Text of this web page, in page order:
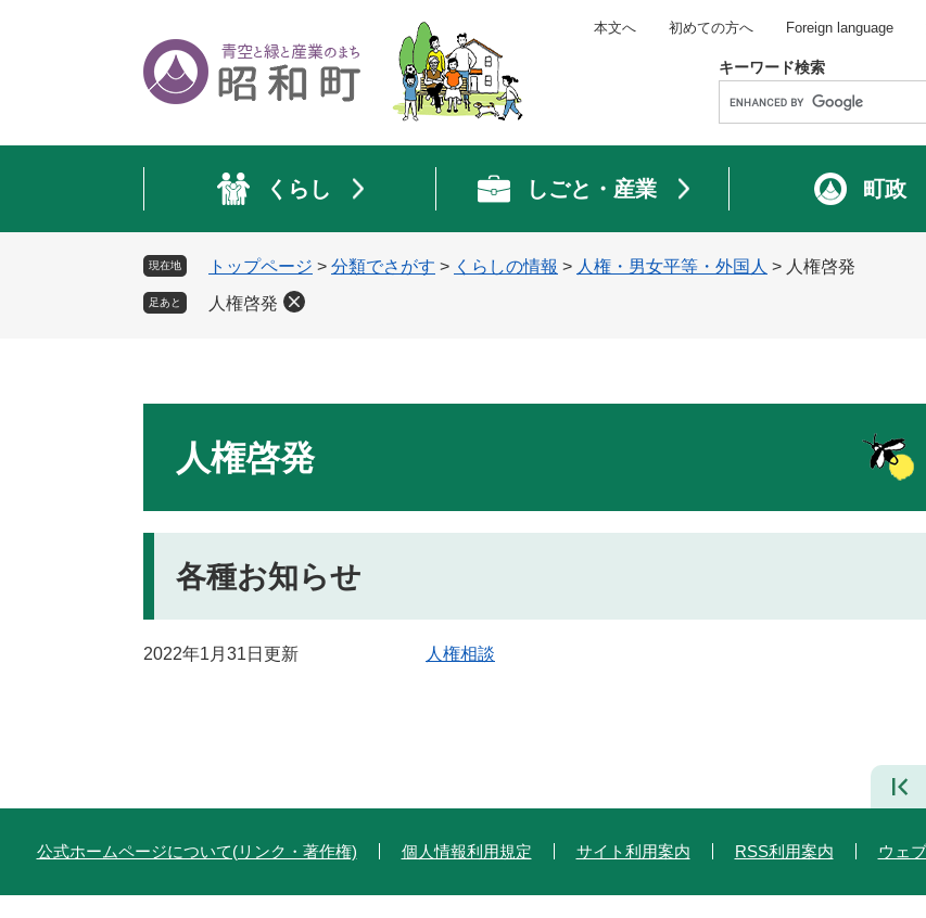
頭
飛
本文へ 初めての方へ Foreign language
キーワード検索
くらし しごと・産業 町政
現在地 トップページ > 分類でさがす > くらしの情報 > 人権・男女平等・外国人 > 人権啓発
足あと 人権啓発
人権啓発
各種お知らせ
2022年1月31日更新 人権相談
公式ホームページについて(リンク・著作権) 個人情報利用規定 サイト利用案内 RSS利用案内 ウェ